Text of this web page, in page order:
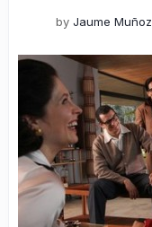
by Jaume Muñoz